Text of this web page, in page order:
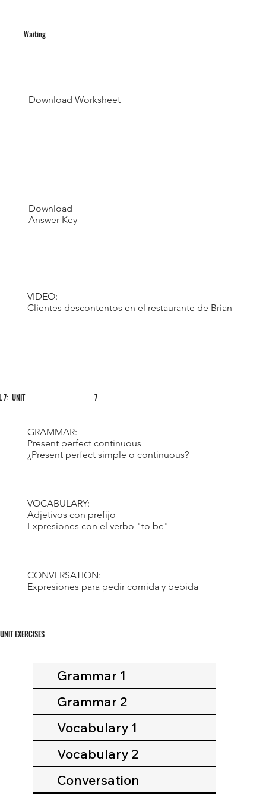
7: UNIT 7
Download Worksheet
Download
Answer Key
Waiting
VIDEO:
Clientes descontentos en el restaurante de Brian
CONVERSATION:
Expresiones para pedir comida y bebida
GRAMMAR:
Present perfect continuous
¿Present perfect simple o continuous?
VOCABULARY:
Adjetivos con prefijo
Expresiones con el verbo "to be"
UNIT EXERCISES
Grammar 1
Grammar 2
Vocabulary 1
Vocabulary 2
Conversation